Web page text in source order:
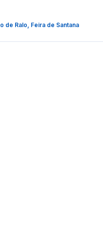
de Ralo, Feira de Santana